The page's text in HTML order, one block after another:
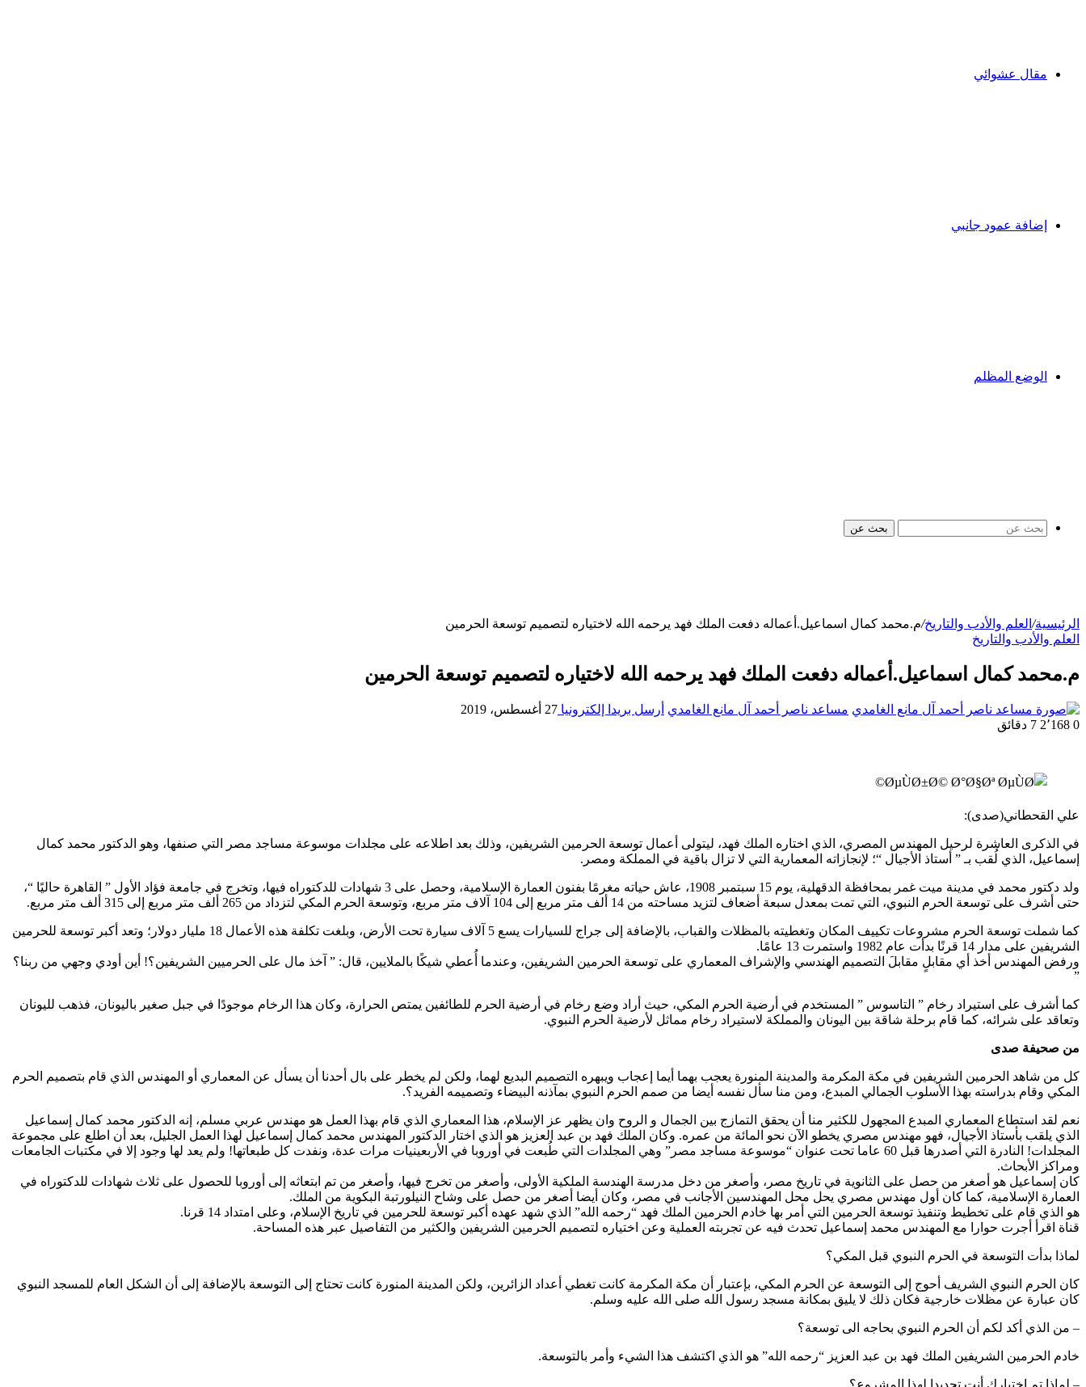
مقال عشوائي
إضافة عمود جانبي
الوضع المظلم
بحث عن
الرئيسية/ العلم والأدب والتاريخ/م.محمد كمال اسماعيل.أعماله دفعت الملك فهد يرحمه الله لاختياره لتصميم توسعة الحرمين
العلم والأدب والتاريخ
م.محمد كمال اسماعيل.أعماله دفعت الملك فهد يرحمه الله لاختياره لتصميم توسعة الحرمين
مساعد ناصر أحمد آل مانع الغامدي أرسل بريدا إلكترونيا 27 أغسطس، 2019
0
7 دقائق
علي القحطاني(صدى):
في الذكرى العاشرة لرحيل المهندس المصري، الذي اختاره الملك فهد، ليتولى أعمال توسعة الحرمين الشريفين، وذلك بعد اطلاعه على مجلدات موسوعة مساجد مصر التي صنفها، وهو الدكتور محمد كمال
إسماعيل، الذي لُقب بـ ” أستاذ الأجيال “؛ لإنجازاته المعمارية التي لا تزال باقية في المملكة ومصر.
ولد دكتور محمد في مدينة ميت غمر بمحافظة الدقهلية، يوم 15 سبتمبر 1908، عاش حياته مغرمًا بفنون العمارة الإسلامية، وحصل على 3 شهادات للدكتوراه فيها، وتخرج في جامعة فؤاد الأول ” القاهرة حاليًا “،
حتى أشرف على توسعة الحرم النبوي، التي تمت بمعدل سبعة أضعاف لتزيد مساحته من 14 ألف متر مربع إلى 104 آلاف متر مربع، وتوسعة الحرم المكي لتزداد من 265 ألف متر مربع إلى 315 ألف متر مربع.
كما شملت توسعة الحرم مشروعات تكييف المكان وتغطيته بالمظلات والقباب، بالإضافة إلى جراج للسيارات يسع 5 آلاف سيارة تحت الأرض، وبلغت تكلفة هذه الأعمال 18 مليار دولار؛ وتعد أكبر توسعة للحرمين
الشريفين على مدار 14 قرنًا بدأت عام 1982 واستمرت 13 عامًا.
ورفض المهندس أخذ أي مقابلٍ مقابلَ التصميم الهندسي والإشراف المعماري على توسعة الحرمين الشريفين، وعندما أُعطي شيكًا بالملايين، قال: ” آخذ مال على الحرميين الشريفين؟! أين أودي وجهي من ربنا؟
”
كما أشرف على استيراد رخام ” التاسوس ” المستخدم في أرضية الحرم المكي، حيث أراد وضع رخام في أرضية الحرم للطائفين يمتص الحرارة، وكان هذا الرخام موجودًا في جبل صغير باليونان، فذهب لليونان
وتعاقد على شرائه، كما قام برحلة شاقة بين اليونان والمملكة لاستيراد رخام مماثل لأرضية الحرم النبوي.
من صحيفة صدى
كل من شاهد الحرمين الشريفين في مكة المكرمة والمدينة المنورة يعجب بهما أيما إعجاب ويبهره التصميم البديع لهما، ولكن لم يخطر على بال أحدنا أن يسأل عن المعماري أو المهندس الذي قام بتصميم الحرم
المكي وقام بدراسته بهذا الأسلوب الجمالي المبدع، ومن منا سأل نفسه أيضا من صمم الحرم النبوي بمآذنه البيضاء وتصميمه الفريد؟.
نعم لقد استطاع المعماري المبدع المجهول للكثير منا أن يحقق التمازج بين الجمال و الروح وان يظهر عز الإسلام، هذا المعماري الذي قام بهذا العمل هو مهندس عربي مسلم، إنه الدكتور محمد كمال إسماعيل
الذي يلقب بأستاذ الأجيال، فهو مهندس مصري يخطو الآن نحو المائة من عمره. وكان الملك فهد بن عبد العزيز هو الذي اختار الدكتور المهندس محمد كمال إسماعيل لهذا العمل الجليل، بعد أن اطلع على مجموعة
المجلدات! النادرة التي أصدرها قبل 60 عاما تحت عنوان “موسوعة مساجد مصر” وهي المجلدات التي طُبعت في أوروبا في الأربعينيات مرات عدة، ونفدت كل طبعاتها! ولم يعد لها وجود إلا في مكتبات الجامعات
ومراكز الأبحاث.
كان إسماعيل هو أصغر من حصل على الثانوية في تاريخ مصر، وأصغر من دخل مدرسة الهندسة الملكية الأولى، وأصغر من تخرج فيها، وأصغر من تم ابتعاثه إلى أوروبا للحصول على ثلاث شهادات للدكتوراه في
العمارة الإسلامية، كما كان أول مهندس مصري يحل محل المهندسين الأجانب في مصر، وكان أيضا أصغر من حصل على وشاح النيلورتبة البكوية من الملك.
هو الذي قام على تخطيط وتنفيذ توسعة الحرمين التي أمر بها خادم الحرمين الملك فهد “رحمه الله” الذي شهد عهده أكبر توسعة للحرمين في تاريخ الإسلام، وعلى امتداد 14 قرنا.
قناة اقرأ أجرت حوارا مع المهندس محمد إسماعيل تحدث فيه عن تجربته العملية وعن اختياره لتصميم الحرمين الشريفين والكثير من التفاصيل عبر هذه المساحة.
لماذا بدأت التوسعة في الحرم النبوي قبل المكي؟
كان الحرم النبوي الشريف أحوج إلى التوسعة عن الحرم المكي، بإعتبار أن مكة المكرمة كانت تغطي أعداد الزائرين، ولكن المدينة المنورة كانت تحتاج إلى التوسعة بالإضافة إلى أن الشكل العام للمسجد النبوي
كان عبارة عن مظلات خارجية فكان ذلك لا يليق بمكانة مسجد رسول الله صلى الله عليه وسلم.
– من الذي أكد لكم أن الحرم النبوي بحاجه الى توسعة؟
خادم الحرمين الشريفين الملك فهد بن عبد العزيز “رحمه الله” هو الذي اكتشف هذا الشيء وأمر بالتوسعة.